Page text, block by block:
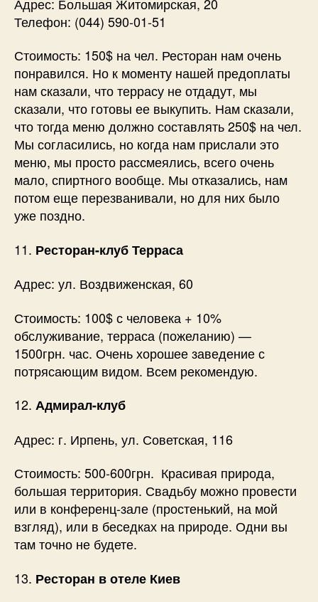
Телефон: (044) 590-01-51
Стоимость: 150$ на чел. Ресторан нам очень
понравился. Но к моменту нашей предоплаты
нам сказали, что террасу не отдадут, мы
сказали, что готовы ее выкупить. Нам сказали,
что тогда меню должно составлять 250$ на чел.
Мы согласились, но когда нам прислали это
меню, мы просто рассмеялись, всего очень
мало, спиртного вообще. Мы отказались, нам
потом еще перезванивали, но для них было
уже поздно.
11. Ресторан-клуб Терраса
Адрес: ул. Воздвиженская, 60
Стоимость: 100$ с человека + 10%
обслуживание, терраса (пожеланию) —
1500грн. час. Очень хорошее заведение с
потрясающим видом. Всем рекомендую.
12. Адмирал-клуб
Адрес: г. Ирпень, ул. Советская, 116
Стоимость: 500-600грн. Красивая природа,
большая территория. Свадьбу можно провести
или в конференц-зале (простенький, на мой
взгляд), или в беседках на природе. Одни вы
там точно не будете.
13. Ресторан в отеле Киев